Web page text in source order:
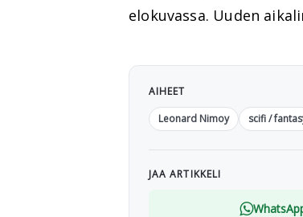
elokuvassa. Uuden
AIHEET
Leonard Nimoy
scifi /
JAA ARTIKKELI